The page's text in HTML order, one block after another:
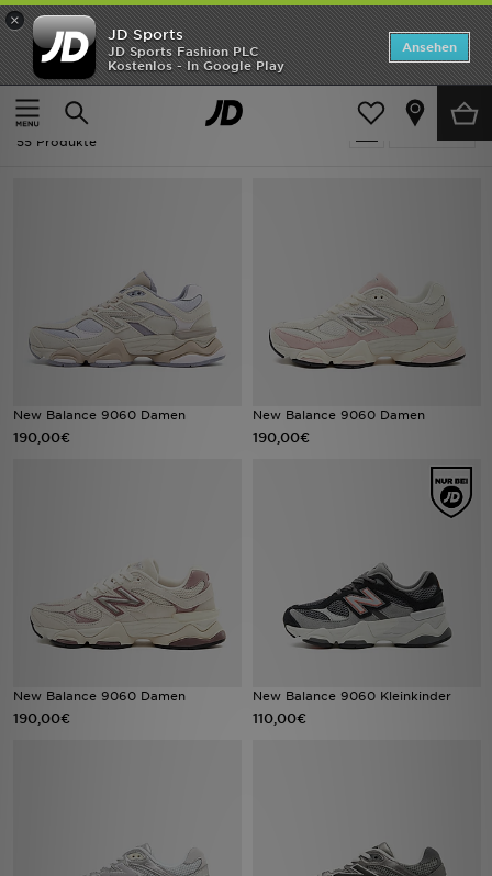
×
JD Sports
JD Sports Fashion PLC
Kostenlos - In Google Play
Ansehen
Startseite
New Balance 9060
verfeinern
New Balance 9060
55 Produkte
New Balance 9060 Damen
190,00€
New Balance 9060 Damen
190,00€
New Balance 9060 Damen
190,00€
New Balance 9060 Kleinkinder
110,00€
Startseite
ANGEBOTE
Marken
Kinder
JD Exklusives
Lade Die APP
Geschenkkarte
Filialfinder
Bestellverfolgung